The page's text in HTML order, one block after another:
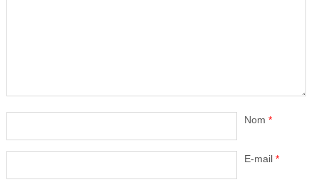
Nom *
E-mail *